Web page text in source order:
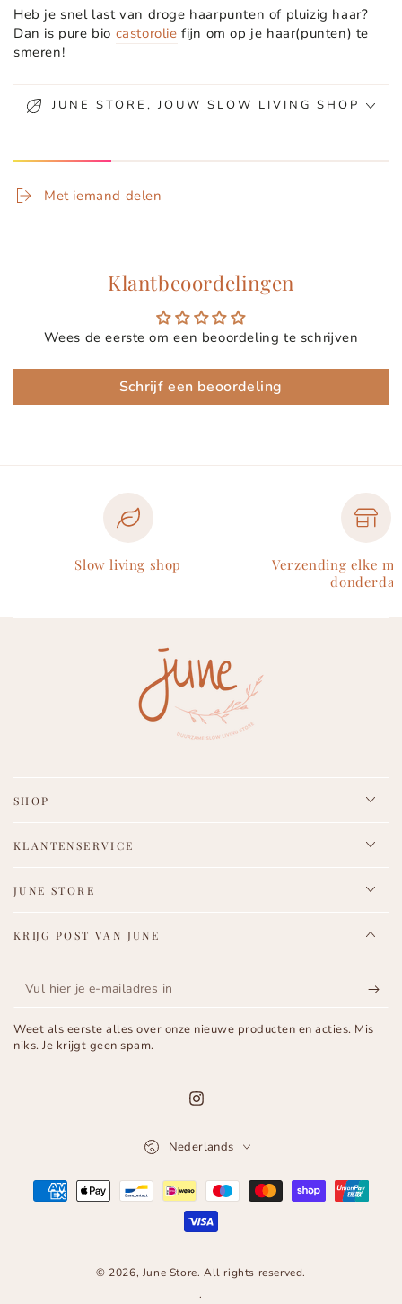
Heb je snel last van droge haarpunten of pluizig haar?
Dan is pure bio castorolie fijn om op je haar(punten) te
smeren!
JUNE STORE, JOUW SLOW LIVING SHOP
Met iemand delen
Klantbeoordelingen
Wees de eerste om een beoordeling te schrijven
Schrijf een beoordeling
Slow living shop
Verzending elke
donderdag
SHOP
KLANTENSERVICE
JUNE STORE
KRIJG POST VAN JUNE
Vul
je
Weet als eerste alles over onze nieuwe producten en acties. Mis
niks. Je krijgt geen spam.
Instagram
© 2026, June Store. All rights reserved.
.
Nederlands
Betaalmethoden